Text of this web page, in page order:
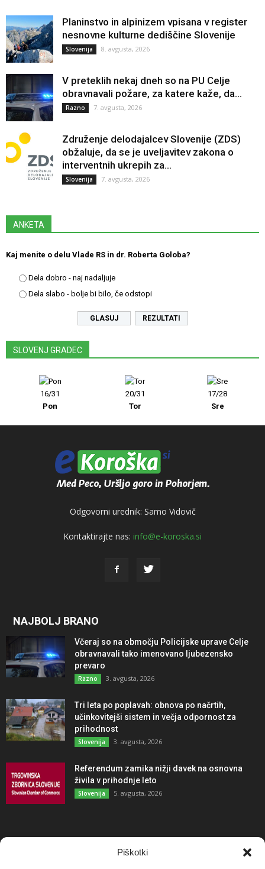
Piškotki
Planinstvo in alpinizem vpisana v register
nesnovne kulturne dediščine Slovenije
Slovenija 8. avgusta, 2026
V preteklih nekaj dneh so na PU Celje
obravnavali požare, za katere kaže, da...
Razno 7. avgusta, 2026
Združenje delodajalcev Slovenije (ZDS)
obžaluje, da se je uveljavitev zakona o
interventnih ukrepih za...
Slovenija 7. avgusta, 2026
ANKETA
Kaj menite o delu Vlade RS in dr. Roberta Goloba?
Dela dobro - naj nadaljuje
Dela slabo - bolje bi bilo, če odstopi
REZULTATI
SLOVENJ GRADEC
16/31
Pon
20/31
Tor
17/28
Sre
Odgovorni urednik: Samo Vidovič
Kontaktirajte nas: info@e-koroska.si
NAJBOLJ BRANO
Včeraj so na območju Policijske uprave Celje
obravnavali tako imenovano ljubezensko
prevaro
Razno 3. avgusta, 2026
Tri leta po poplavah: obnova po načrtih,
učinkovitejši sistem in večja odpornost za
prihodnost
Slovenija 3. avgusta, 2026
Referendum zamika nižji davek na osnovna
živila v prihodnje leto
Slovenija 5. avgusta, 2026
NAJBOLJ KOMENTIRANO